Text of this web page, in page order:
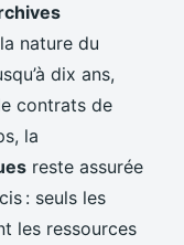
nature du
dix ans,
contrats de
la
reste assurée
: seuls les
les ressources